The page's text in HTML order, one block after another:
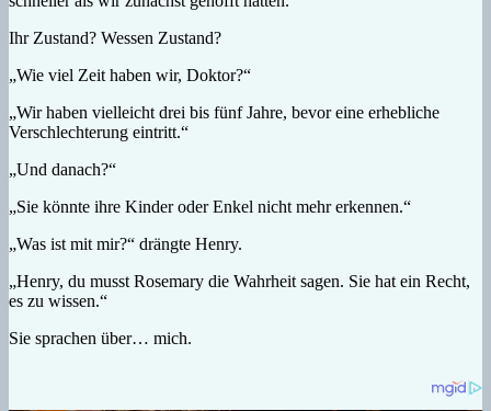
Ihr Zustand? Wessen Zustand?
„Wie viel Zeit haben wir, Doktor?“
„Wir haben vielleicht drei bis fünf Jahre, bevor eine erhebliche
Verschlechterung eintritt.“
„Und danach?“
„Sie könnte ihre Kinder oder Enkel nicht mehr erkennen.“
„Was ist mit mir?“ drängte Henry.
„Henry, du musst Rosemary die Wahrheit sagen. Sie hat ein Recht,
es zu wissen.“
Sie sprachen über… mich.